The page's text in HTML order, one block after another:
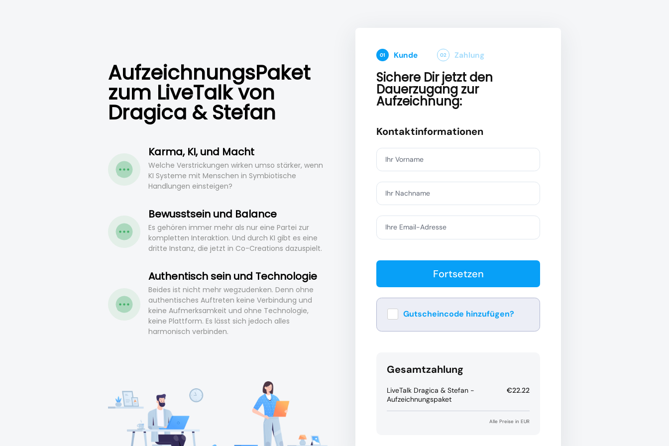
AufzeichnungsPaket
zum LiveTalk von
Dragica & Stefan
Karma, KI, und Macht
Welche Verstrickungen wirken umso stärker, wenn
KI Systeme mit Menschen in Symbiotische
Handlungen einsteigen?
Bewusstsein und Balance
Es gehören immer mehr als nur eine Partei zur
kompletten Interaktion. Und durch KI gibt es eine
dritte Instanz, die jetzt in Co-Creations dazuspielt.
Authentisch sein und Technologie
Beides ist nicht mehr wegzudenken. Denn ohne
authentisches Auftreten keine Verbindung und
keine Aufmerksamkeit und ohne Technologie,
keine Plattform. Es lässt sich jedoch alles
harmonisch verbinden.
01 Kunde 02 Zahlung
Sichere Dir jetzt den
Dauerzugang zur
Aufzeichnung:
Kontaktinformationen
Ihr Vorname
Ihr Nachname
Ihre Email-Adresse
Fortsetzen
Gutscheincode hinzufügen?
Gesamtzahlung
LiveTalk Dragica & Stefan -
Aufzeichnungspaket
€22.22
Alle Preise in EUR